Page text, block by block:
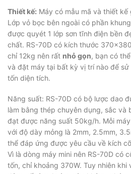
Thiết kế: Máy có mẫu mã và thiết kế
Lớp vỏ bọc bên ngoài có phần
được quyét 1 lớp sơn tĩnh điện bền
chất. RS-70D có kích thước
chỉ 12kg nên rất nhỏ gọn, bạn có
và đặt máy tại bất kỳ vị trí nào để
tốn diện tích.
Năng suất: RS-70D có bộ lược dao
làm bằng thép chuyên dụng, sắc và
đạt được năng suất 50kg/h. Mỗi
với độ dày mỏng là 2mm, 2.5mm,
thể đáp ứng được yêu cầu về kích
Vì là dòng máy mini nên RS-70D có
tốn, chỉ khoảng 370W. Tuy nhiên khi